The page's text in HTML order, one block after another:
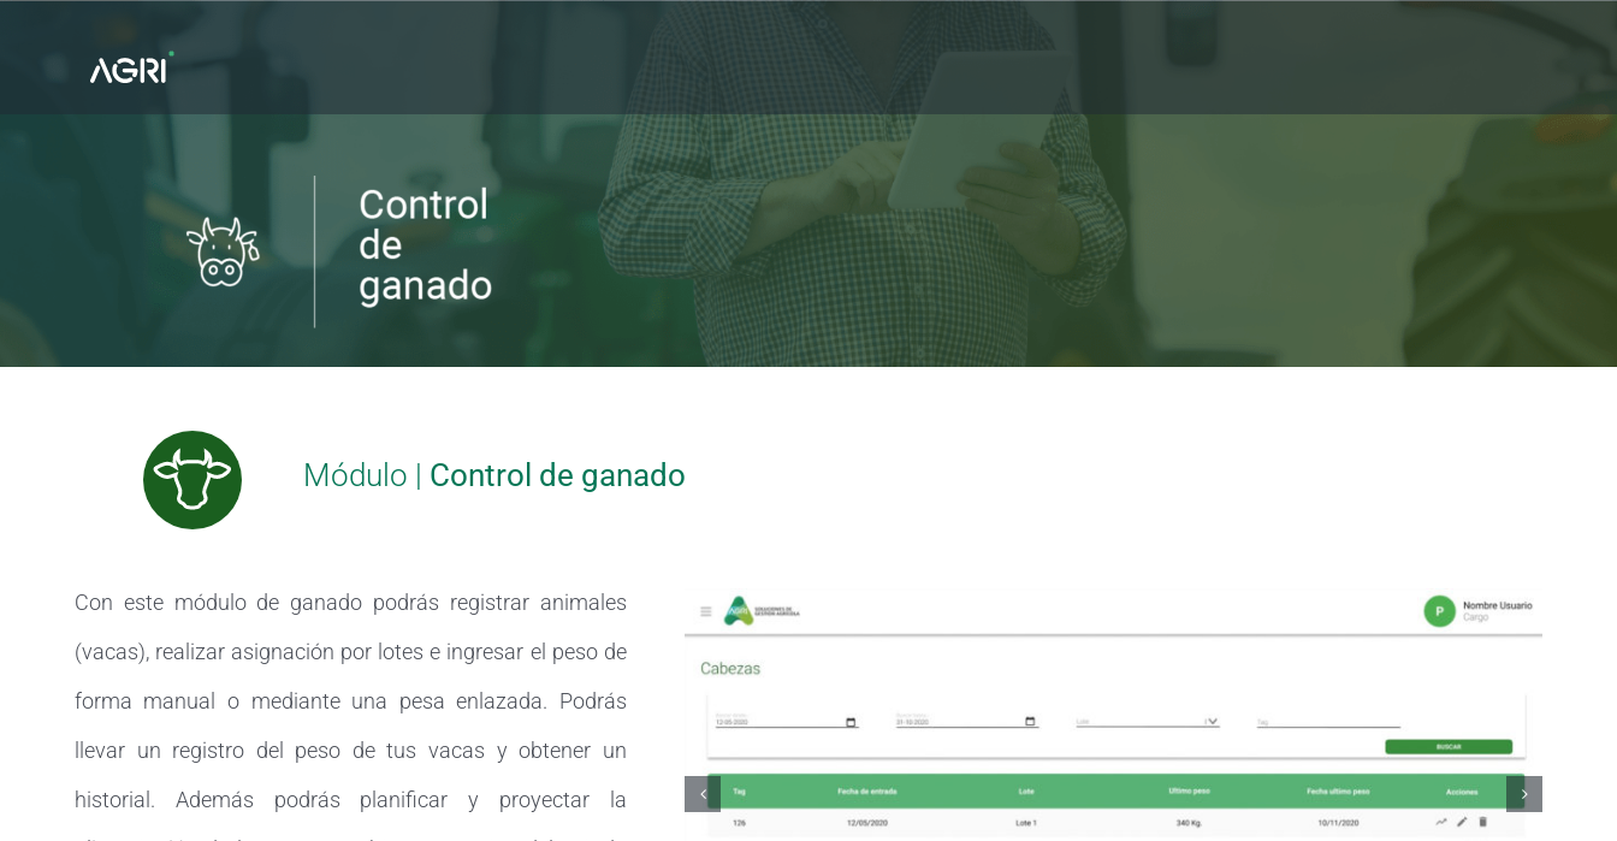
contenido
Módulo | Control de ganado
Con este módulo de ganado podrás registrar animales
(vacas), realizar asignación por lotes e ingresar el peso de
forma manual o mediante una pesa enlazada. Podrás
llevar un registro del peso de tus vacas y obtener un
historial. Además podrás planificar y proyectar la